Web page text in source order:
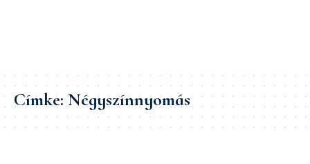
Címke:Négyszínnyomás